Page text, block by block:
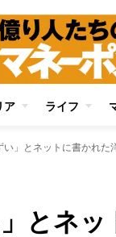
ア ライフ
い」とネットに書かれた
とネ